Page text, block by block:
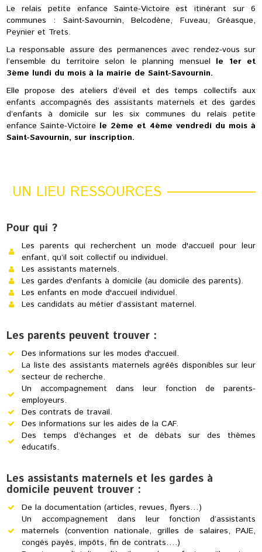
Le relais petite enfance Sainte-Victoire est itinérant sur 6
communes : Saint-Savournin, Belcodène, Fuveau, Gréasque,
Peynier et Trets.
La responsable assure des permanences avec rendez-vous sur
l’ensemble du territoire selon le planning mensuel le 1er et
3ème lundi du mois à la mairie de Saint-Savournin.
Elle propose des ateliers d’éveil et des temps collectifs aux
enfants accompagnés des assistants maternels et des gardes
d’enfants à domicile sur les six communes du relais petite
enfance Sainte-Victoire le 2ème et 4ème vendredi du mois à
Saint-Savournin, sur inscription.
UN LIEU RESSOURCES
Pour qui ?
Les parents qui recherchent un mode d'accueil pour leur
enfant, qu’il soit collectif ou individuel.
Les assistants maternels.
Les gardes d'enfants à domicile (au domicile des parents).
Les enfants en mode d'accueil individuel.
Les candidats au métier d’assistant maternel.
Les parents peuvent trouver :
Des informations sur les modes d'accueil.
La liste des assistants maternels agréés disponibles sur leur
secteur de recherche.
Un accompagnement dans leur fonction de parents-
employeurs.
Des contrats de travail.
Des informations sur les aides de la CAF.
Des temps d’échanges et de débats sur des thèmes
éducatifs.
Les assistants maternels et les gardes à
domicile peuvent trouver :
De la documentation (articles, revues, flyers…)
Un accompagnement dans leur fonction d’assistants
maternels (convention nationale, grilles de salaires, PAJE,
congés payés, impôts, fin de contrats….)